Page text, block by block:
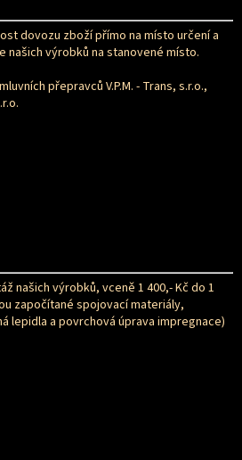
dovozu zboží přímo na místo určení a
výrobků na stanovené místo.
přepravců V.P.M. - Trans, s.r.o.,
našich výrobků, vceně 1 400,- Kč do 1
započítané spojovací materiály,
lepidla a povrchová úprava impregnace)